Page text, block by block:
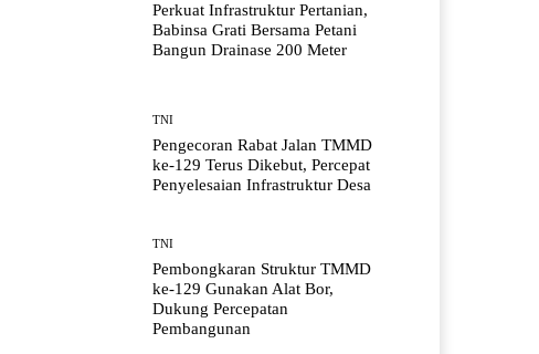
Perkuat Infrastruktur Pertanian,
Babinsa Grati Bersama Petani
Bangun Drainase 200 Meter
TNI
Pengecoran Rabat Jalan TMMD
ke-129 Terus Dikebut, Percepat
Penyelesaian Infrastruktur Desa
TNI
Pembongkaran Struktur TMMD
ke-129 Gunakan Alat Bor,
Dukung Percepatan
Pembangunan